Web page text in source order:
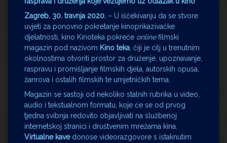
Zagreb, 30. travnja 2020. – U iščekivanju da se stvore
uvjeti za ponovno pokretanje kinoprikazivačke
djelatnosti, kino Kinoteka pokreće onlinefilmski
magazin pod nazivom Kino teka , čiji je cilj u trenutnim
okolnostima otvoriti prostor za druženje, upoznavanje,
raspravu i promišljanje filmskih djela, autorskih opusa,
žanrova i ostalih filmskih te umjetničkih tema.
Magazin se sastoji od nekoliko stalnih rubrika u video,
audio i tekstualnom formatu, koje će se od prvog
tjedna svibnja redovito objavljivati na službenoj
internetskoj stranici i društvenim mrežama kina.
Virtualne kavedonose videorazgovore s istaknutim